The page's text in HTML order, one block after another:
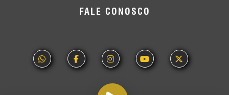
FALE CONOSCO